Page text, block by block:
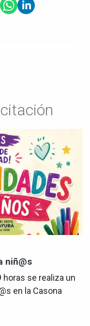
niñ@s
horas se realiza un
en la Casona